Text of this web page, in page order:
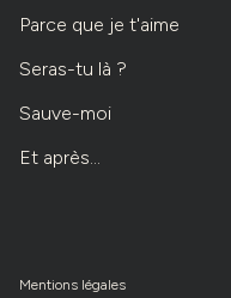
Parce que je t'aime
Seras-tu là ?
Sauve-moi
Et après...
Mentions légales